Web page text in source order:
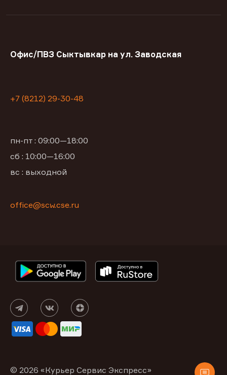
Офис/ПВЗ Сыктывкар на ул. Заводская
+7 (8212) 29-30-48
пн-пт : 09:00—18:00
сб : 10:00—16:00
вс : выходной
office@scw.cse.ru
© 2026 «Курьер Сервис Экспресс»